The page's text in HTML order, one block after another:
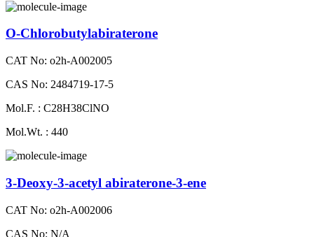
O-Chlorobutylabiraterone
CAT No: o2h-A002005
CAS No: 2484719-17-5
Mol.F. : C28H38ClNO
Mol.Wt. : 440
3-Deoxy-3-acetyl abiraterone-3-ene
CAT No: o2h-A002006
CAS No: N/A